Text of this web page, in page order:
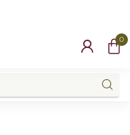
0